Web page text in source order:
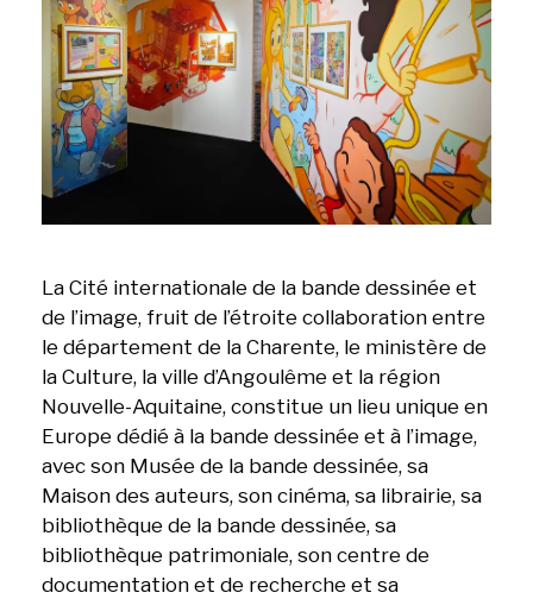
La Cité internationale de la bande dessinée et
de l’image, fruit de l’étroite collaboration entre
le département de la Charente, le ministère de
la Culture, la ville d’Angoulême et la région
Nouvelle-Aquitaine, constitue un lieu unique en
Europe dédié à la bande dessinée et à l’image,
avec son Musée de la bande dessinée, sa
Maison des auteurs, son cinéma, sa librairie, sa
bibliothèque de la bande dessinée, sa
bibliothèque patrimoniale, son centre de
documentation et de recherche et sa